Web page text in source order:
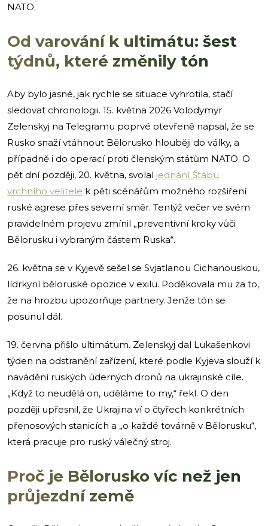
NATO.
Od varování k ultimátu: šest
týdnů, které změnily tón
Aby bylo jasné, jak rychle se situace vyhrotila, stačí
sledovat chronologii. 15. května 2026 Volodymyr
Zelenskyj na Telegramu poprvé otevřeně napsal, že se
Rusko snaží vtáhnout Bělorusko hlouběji do války, a
případně i do operací proti členským státům NATO. O
pět dní později, 20. května, svolal jednání Štábu
vrchního velitele k pěti scénářům možného rozšíření
ruské agrese přes severní směr. Tentýž večer ve svém
pravidelném projevu zmínil „preventivní kroky vůči
Bělorusku i vybraným částem Ruska“.
26. května se v Kyjevě sešel se Svjatlanou Cichanouskou,
lídrkyní běloruské opozice v exilu. Poděkovala mu za to,
že na hrozbu upozorňuje partnery. Jenže tón se
posunul dál.
19. června přišlo ultimátum. Zelenskyj dal Lukašenkovi
týden na odstranění zařízení, které podle Kyjeva slouží k
navádění ruských úderných dronů na ukrajinské cíle.
„Když to neudělá on, uděláme to my,“ řekl. O den
později upřesnil, že Ukrajina ví o čtyřech konkrétních
přenosových stanicích a „o každé továrně v Bělorusku“,
která pracuje pro ruský válečný stroj.
Proč je Bělorusko víc než jen
průjezdní země